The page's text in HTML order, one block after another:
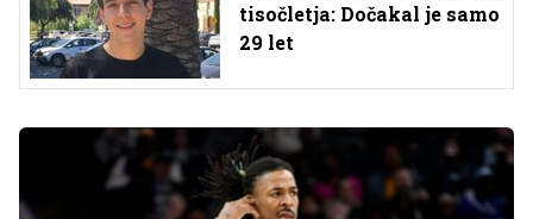
tisočletja: Dočakal je samo
29 let